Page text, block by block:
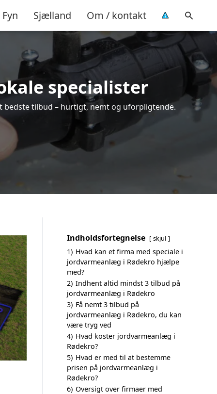
Fyn Sjælland Om / kontakt
specialister
tilbud – hurtigt, nemt og uforpligtende.
Indholdsfortegnelse skjul
1) Hvad kan et firma med speciale i
jordvarmeanlæg i Rødekro hjælpe
med?
2) Indhent altid mindst 3 tilbud på
jordvarmeanlæg i Rødekro
3) Få nemt 3 tilbud på
jordvarmeanlæg i Rødekro, du kan
være tryg ved
4) Hvad koster jordvarmeanlæg i
Rødekro?
5) Hvad er med til at bestemme
prisen på jordvarmeanlæg i
Rødekro?
6) Oversigt over firmaer med